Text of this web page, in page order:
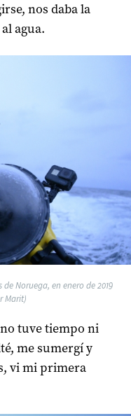
nos daba la
agua.
Noruega, en enero de 2019
Marit)
tuve tiempo ni
me sumergí y
vi mi primera